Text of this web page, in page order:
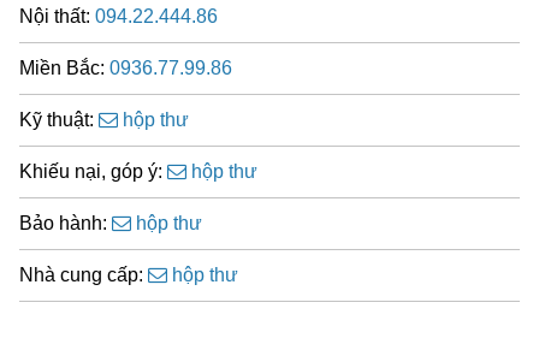
Nội thất: 094.22.444.86
Miền Bắc: 0936.77.99.86
Kỹ thuật: hộp thư
Khiếu nại, góp ý: hộp thư
Bảo hành: hộp thư
Nhà cung cấp: hộp thư